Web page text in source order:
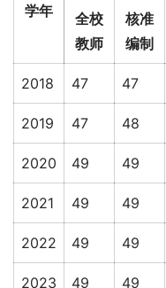
学年
全校
教师
核准
编制
2018 47 47
2019 47 48
2020 49 49
2021 49 49
2022 49 49
2023 49 49